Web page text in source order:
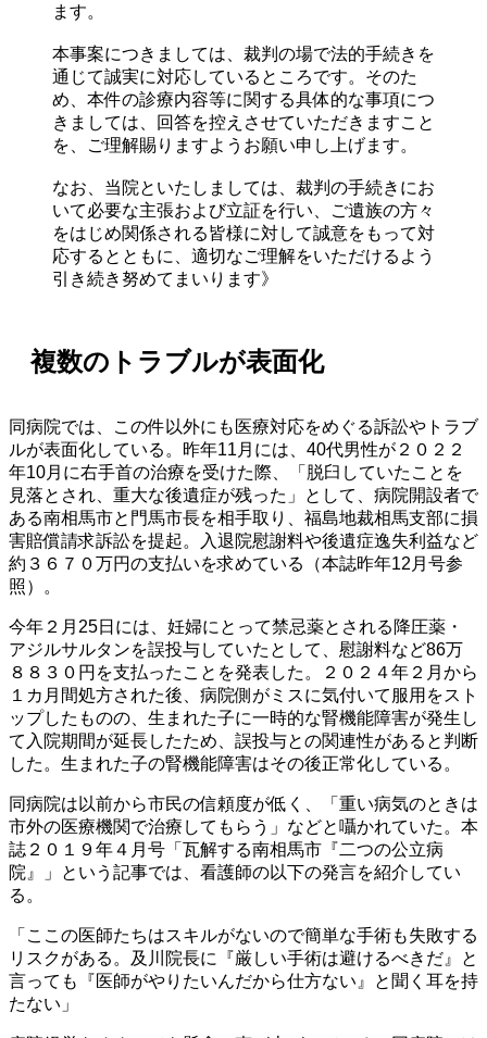
ます。
本事案につきましては、裁判の場で法的手続きを
通じて誠実に対応しているところです。そのた
め、本件の診療内容等に関する具体的な事項につ
きましては、回答を控えさせていただきますこと
を、ご理解賜りますようお願い申し上げます。
なお、当院といたしましては、裁判の手続きにお
いて必要な主張および立証を行い、ご遺族の方々
をはじめ関係される皆様に対して誠意をもって対
応するとともに、適切なご理解をいただけるよう
引き続き努めてまいります》
複数のトラブルが表面化
同病院では、この件以外にも医療対応をめぐる訴訟やトラブ
ルが表面化している。昨年11月には、40代男性が２０２２
年10月に右手首の治療を受けた際、「脱臼していたことを
見落とされ、重大な後遺症が残った」として、病院開設者で
ある南相馬市と門馬市長を相手取り、福島地裁相馬支部に損
害賠償請求訴訟を提起。入退院慰謝料や後遺症逸失利益など
約３６７０万円の支払いを求めている（本誌昨年12月号参
照）。
今年２月25日には、妊婦にとって禁忌薬とされる降圧薬・
アジルサルタンを誤投与していたとして、慰謝料など86万
８８３０円を支払ったことを発表した。２０２４年２月から
１カ月間処方された後、病院側がミスに気付いて服用をスト
ップしたものの、生まれた子に一時的な腎機能障害が発生し
て入院期間が延長したため、誤投与との関連性があると判断
した。生まれた子の腎機能障害はその後正常化している。
同病院は以前から市民の信頼度が低く、「重い病気のときは
市外の医療機関で治療してもらう」などと囁かれていた。本
誌２０１９年４月号「瓦解する南相馬市『二つの公立病
院』」という記事では、看護師の以下の発言を紹介してい
る。
「ここの医師たちはスキルがないので簡単な手術も失敗する
リスクがある。及川院長に『厳しい手術は避けるべきだ』と
言っても『医師がやりたいんだから仕方ない』と聞く耳を持
たない」